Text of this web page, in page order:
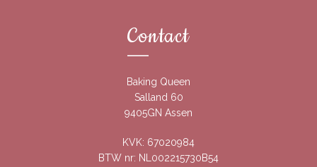
Contact
Baking Queen
Salland 60
9405GN Assen
KVK: 67020984
BTW nr: NL002215730B54